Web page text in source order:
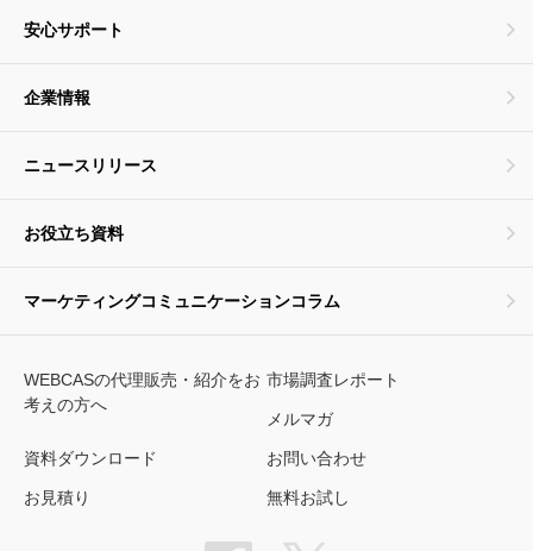
安心サポート
企業情報
ニュースリリース
お役立ち資料
マーケティングコミュニケーションコラム
WEBCASの代理販売・紹介をお
考えの方へ
市場調査レポート
メルマガ
資料ダウンロード お問い合わせ
お見積り 無料お試し